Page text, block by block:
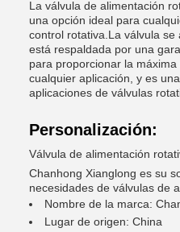
La válvula de alimentación
una opción ideal para
control rotativa.La válvula
está respaldada por una
para proporcionar la
cualquier aplicación, y es
aplicaciones de válvulas
Personalización:
Válvula de alimentación
Chanhong Xianglong es su
necesidades de válvulas de
Nombre de la marca:
Lugar de origen: China